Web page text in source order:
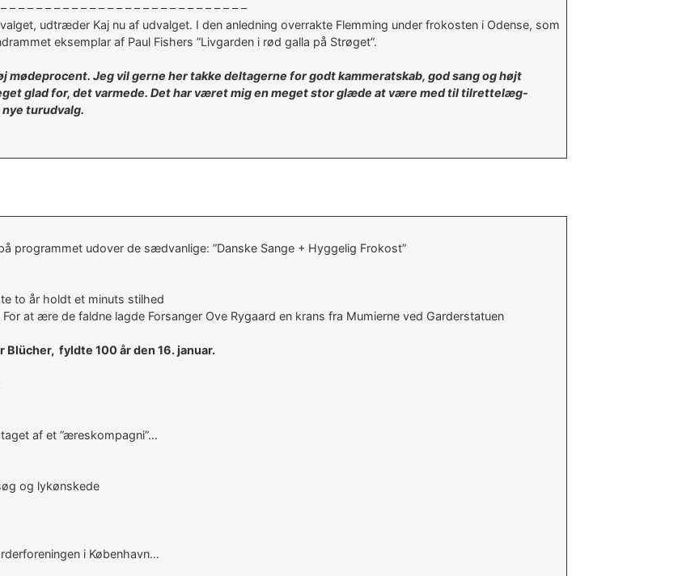
– – – – – – – – – – – – – – – – – – – – – – – – – – –
udtræder Kaj nu af udvalget. I den anledning overrakte Flemming under frokosten i Odense, som
eksemplar af Paul Fishers ”Livgarden i rød galla på Strøget”.
mødeprocent. Jeg vil gerne her takke deltagerne for godt kammeratskab, god sang og højt
glad for, det varmede. Det har været mig en meget stor glæde at være med til tilrettelæg-
turudvalg.
programmet udover de sædvanlige: ”Danske Sange + Hyggelig Frokost”
to år holdt et minuts stilhed
at ære de faldne lagde Forsanger Ove Rygaard en krans fra Mumierne ved Garderstatuen
fyldte 100 år den 16. januar.
af et ”æreskompagni”…
og lykønskede
i København…